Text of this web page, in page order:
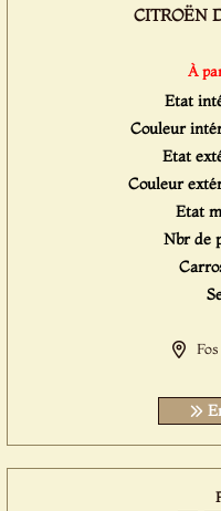
CITROËN
À
Etat
Couleur
Etat
Couleur
Etat
Nbr de